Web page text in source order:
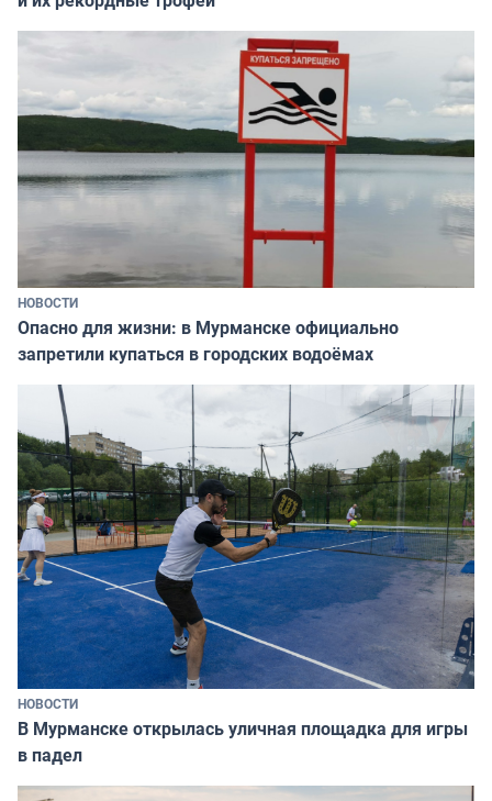
НОВОСТИ
Опасно для жизни: в Мурманске официально
запретили купаться в городских водоёмах
НОВОСТИ
В Мурманске открылась уличная площадка для игры
в падел